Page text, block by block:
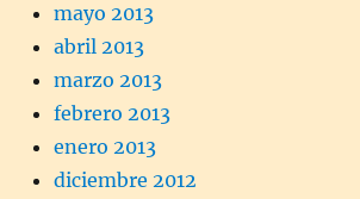
mayo 2013
abril 2013
marzo 2013
febrero 2013
enero 2013
diciembre 2012